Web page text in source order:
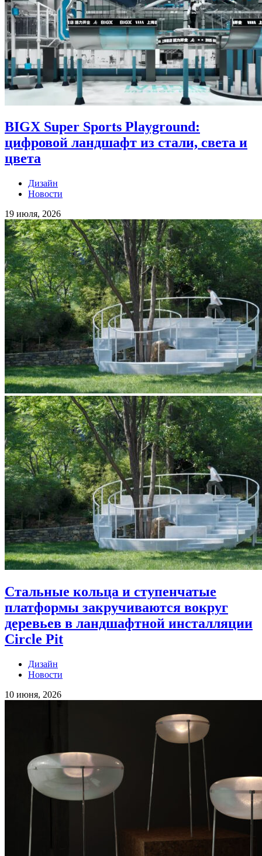
BIGX Super Sports Playground:
цифровой ландшафт из стали, света и
цвета
Дизайн
Новости
19 июля, 2026
Стальные кольца и ступенчатые
платформы закручиваются вокруг
деревьев в ландшафтной инсталляции
Circle Pit
Дизайн
Новости
10 июня, 2026